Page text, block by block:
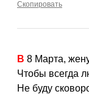
Скопировать
В 8 Марта,
Чтобы всегда
Не буду